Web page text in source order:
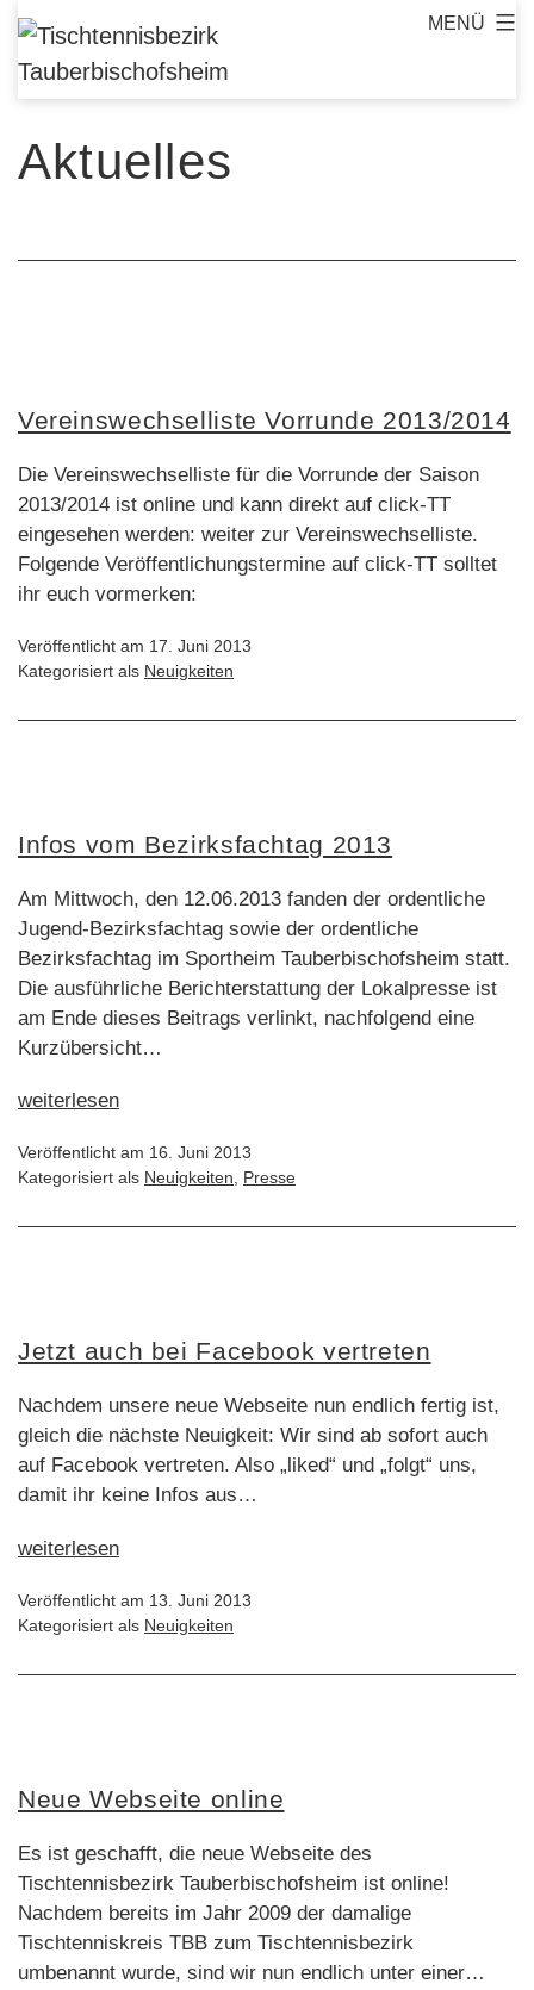
Zum
Inhalt
springen
Tischtennisbezirk
Tauberbischofsheim
MENÜ
Aktuelles
Vereinswechselliste Vorrunde 2013/2014
Die Vereinswechselliste für die Vorrunde der Saison
2013/2014 ist online und kann direkt auf click-TT
eingesehen werden: weiter zur Vereinswechselliste.
Folgende Veröffentlichungstermine auf click-TT solltet
ihr euch vormerken:
Veröffentlicht am 17. Juni 2013
Kategorisiert als Neuigkeiten
Infos vom Bezirksfachtag 2013
Am Mittwoch, den 12.06.2013 fanden der ordentliche
Jugend-Bezirksfachtag sowie der ordentliche
Bezirksfachtag im Sportheim Tauberbischofsheim statt.
Die ausführliche Berichterstattung der Lokalpresse ist
am Ende dieses Beitrags verlinkt, nachfolgend eine
Kurzübersicht…
Infos
Bezirksfachtag
2013
weiterlesen
Veröffentlicht am 16. Juni 2013
Kategorisiert als Neuigkeiten, Presse
Jetzt auch bei Facebook vertreten
Nachdem unsere neue Webseite nun endlich fertig ist,
gleich die nächste Neuigkeit: Wir sind ab sofort auch
auf Facebook vertreten. Also „liked“ und „folgt“ uns,
damit ihr keine Infos aus…
Jetzt
bei
Facebook
weiterlesen
Veröffentlicht am 13. Juni 2013
Kategorisiert als Neuigkeiten
Neue Webseite online
Es ist geschafft, die neue Webseite des
Tischtennisbezirk Tauberbischofsheim ist online!
Nachdem bereits im Jahr 2009 der damalige
Tischtenniskreis TBB zum Tischtennisbezirk
umbenannt wurde, sind wir nun endlich unter einer…